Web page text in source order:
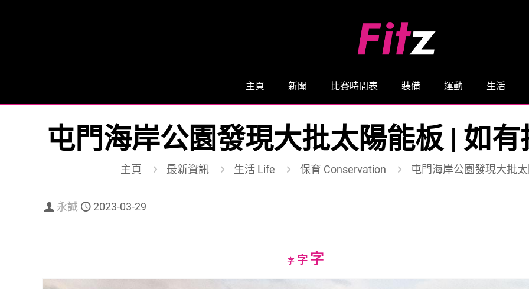
主頁 新聞 比賽時間表 裝備 運動 生活
屯門海岸公園發現大批太陽能板 | 如
主頁 最新資訊 生活 Life 保育 Conservation 屯門海岸公園發現大批
永誠 2023-03-29
字Decrease
字Reset
字Increase
font